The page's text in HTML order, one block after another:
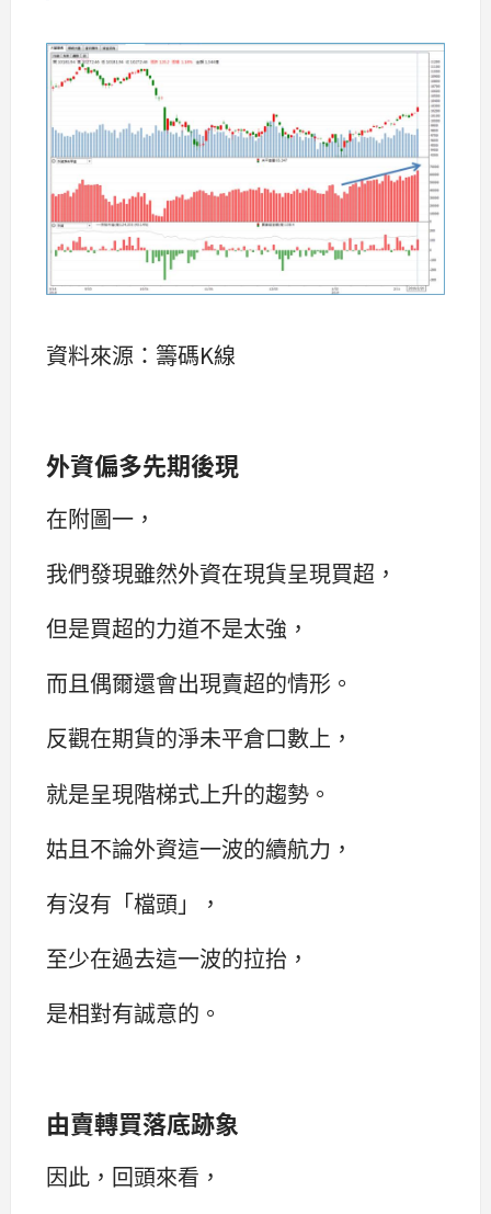
資料來源：籌碼K線
外資偏多先期後現
在附圖一，
我們發現雖然外資在現貨呈現買超，
但是買超的力道不是太強，
而且偶爾還會出現賣超的情形。
反觀在期貨的淨未平倉口數上，
就是呈現階梯式上升的趨勢。
姑且不論外資這一波的續航力，
有沒有「檔頭」，
至少在過去這一波的拉抬，
是相對有誠意的。
由賣轉買落底跡象
因此，回頭來看，